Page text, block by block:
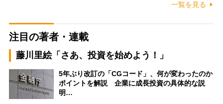
一覧を見る
注目の著者・連載
藤川里絵「さあ、投資を始めよう！」
5年ぶり改訂の「CGコード」、何が変わったのか
ポイントを解説 企業に成長投資の具体的な説
明…